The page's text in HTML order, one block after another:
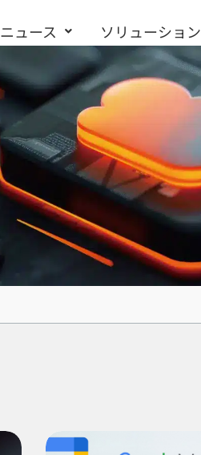
ニュース ソリューション
お問い合わせ